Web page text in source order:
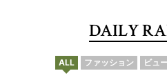
DAILY
ALL ファッション ビュ